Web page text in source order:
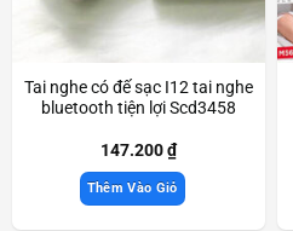
Tai nghe có đế sạc I12 tai nghe
bluetooth tiện lợi Scd3458
147.200₫
Thêm Vào Giỏ